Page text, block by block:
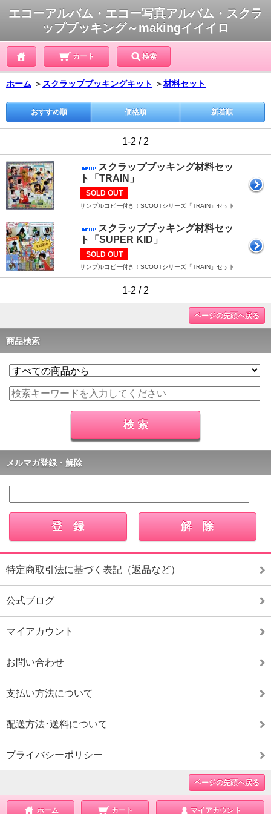
エコーアルバム・エコー写真アルバム・スクラ
ップブッキング～makingイイイロ
カート 検索
ホーム ＞ スクラップブッキングキット ＞材料セット
おすすめ順 価格順 新着順
1-2 / 2
スクラップブッキング材料セッ
ト「TRAIN」
SOLD OUT
サンプルコピー付き！SCOOTシリーズ「TRAIN」セット
スクラップブッキング材料セッ
ト「SUPER KID」
SOLD OUT
サンプルコピー付き！SCOOTシリーズ「TRAIN」セット
1-2 / 2
ページの先頭へ戻る
商品検索
メルマガ登録・解除
特定商取引法に基づく表記（返品など）
公式ブログ
マイアカウント
お問い合わせ
支払い方法について
配送方法･送料について
プライバシーポリシー
ページの先頭へ戻る
ホーム カート マイアカウント